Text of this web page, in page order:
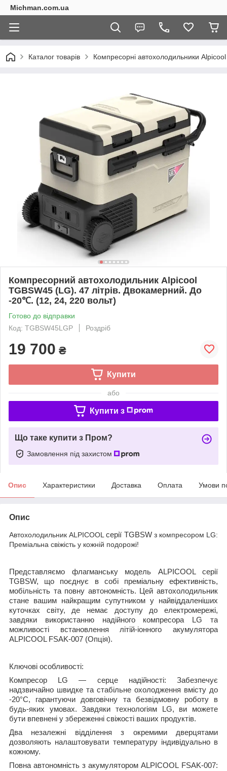
Michman.com.ua
Каталог товарів Компресорні автохолодильники Alpicool
Компресорний автохолодильник Alpicool
TGBSW45 (LG). 47 літрів. Двокамерний. До
-20℃. (12, 24, 220 вольт)
Готово до відправки
Код: TGBSW45LGP
Роздріб
19 700 ₴
Купити
або
Купити з
Що таке купити з Пром?
Замовлення під захистом
Опис Характеристики Доставка Оплата Умови
Опис
Автохолодильник ALPICOOLсерії TGBSWз компресором LG:
Преміальна свіжість у кожній подорожі!
Представляємо флагманську модель ALPICOOL серії
TGBSW, що поєднує в собі преміальну ефективність,
мобільність та повну автономність. Цей автохолодильник
стане вашим найкращим супутником у найвіддаленіших
куточках світу, де немає доступу до електромережі,
завдяки використанню надійного компресора LG та
можливості встановлення літій-іонного акумулятора
ALPICOOL FSAK-007 (Опція).
Ключові особливості:
Компресор LG — серце надійності: Забезпечує
надзвичайно швидке та стабільне охолодження вмісту до
-20°C, гарантуючи довговічну та безвідмовну роботу в
будь-яких умовах. Завдяки технологіям LG, ви можете
бути впевнені у збереженні свіжості ваших продуктів.
Два незалежні відділенняз окремими дверцятами
дозволяють налаштовувати температуру індивідуально в
кожному.
Повна автономність з акумулятором ALPICOOL FSAK-007: